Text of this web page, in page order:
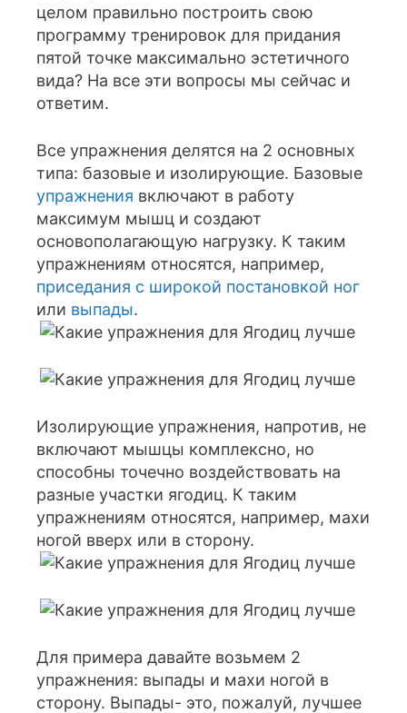
целом правильно построить свою
программу тренировок для придания
пятой точке максимально эстетичного
вида? На все эти вопросы мы сейчас и
ответим.
Все упражнения делятся на 2 основных
типа: базовые и изолирующие. Базовые
упражнения включают в работу
максимум мышц и создают
основополагающую нагрузку. К таким
упражнениям относятся, например,
приседания с широкой постановкой ног
или выпады.
Изолирующие упражнения, напротив, не
включают мышцы комплексно, но
способны точечно воздействовать на
разные участки ягодиц. К таким
упражнениям относятся, например, махи
ногой вверх или в сторону.
Для примера давайте возьмем 2
упражнения: выпады и махи ногой в
сторону. Выпады- это, пожалуй, лучшее